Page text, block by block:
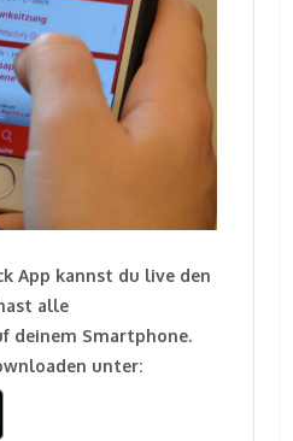
App kannst du live den
alle
deinem Smartphone.
unter: